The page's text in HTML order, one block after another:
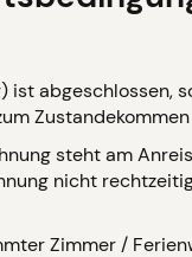
ist
steht am
nicht
Zimmer /